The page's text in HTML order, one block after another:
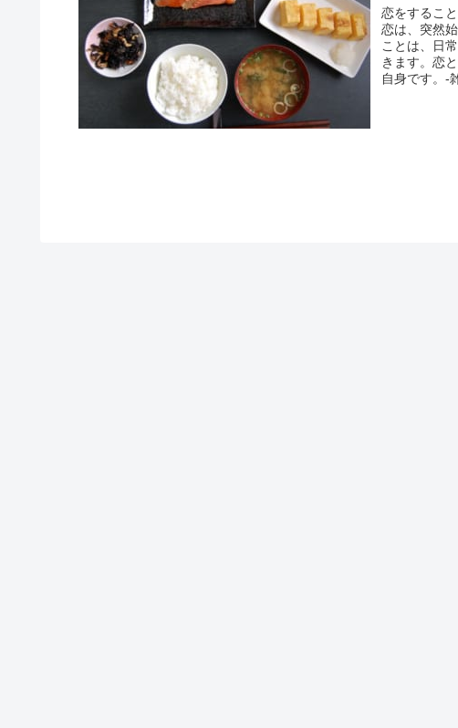
恋をするこ
恋は、突然
ことは、日
きます。恋
自身です。-